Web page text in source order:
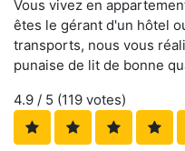
Vous vivez en
êtes le gérant d'un hôtel
transports, nous vous
punaise de lit de bonne
4.9 / 5 (119 votes)